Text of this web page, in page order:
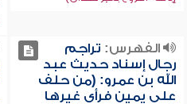
الفهرس: تراجم
رجال إسناد حديث عبد
الله بن عمرو: (من حلف
على يمين فرأى غيرها